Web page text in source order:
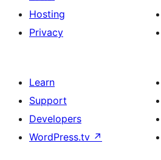
Hosting
Privacy
Learn
Support
Developers
WordPress.tv ↗